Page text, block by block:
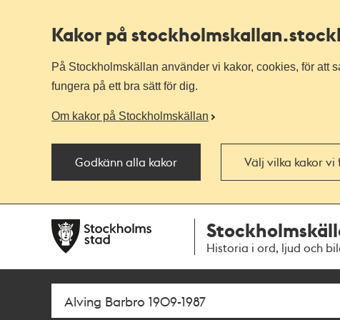
Kakor på stockholmskallan
På Stockholmskällan använder vi kakor, cookies, för att
fungera på ett bra sätt för dig.
Om kakor på Stockholmskällan
Godkänn alla kakor Välj vilka kakor
navigationen
huvudinnehållet
Historia i ord, ljud och
Sök